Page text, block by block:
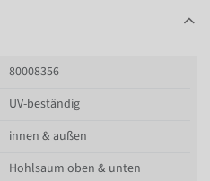
80008356
UV-beständig
innen & außen
Hohlsaum oben & unten